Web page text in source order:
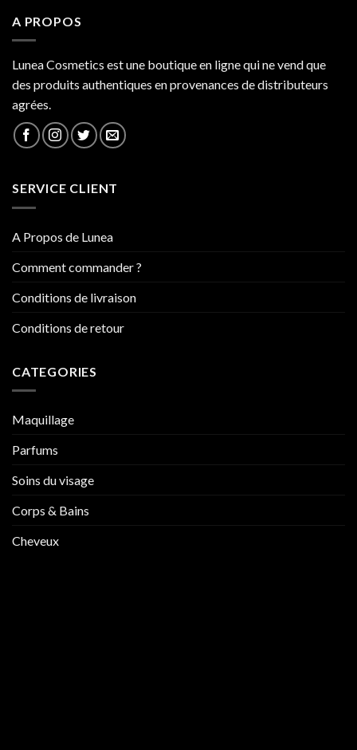
A PROPOS
Lunea Cosmetics est une boutique en ligne qui ne vend que
des produits authentiques en provenances de distributeurs
agrées.
SERVICE CLIENT
A Propos de Lunea
Comment commander ?
Conditions de livraison
Conditions de retour
CATEGORIES
Maquillage
Parfums
Soins du visage
Corps & Bains
Cheveux